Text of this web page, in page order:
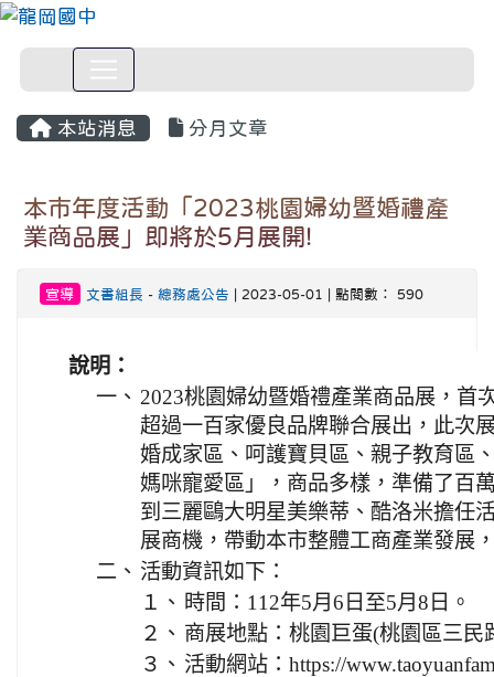
本站消息 分月文章
本市年度活動「2023桃園婦幼暨婚禮產
業商品展」即將於5月展開!
宣導 文書組長 - 總務處公告 | 2023-05-01 | 點閱數： 590
說明：
一、 2023桃園婦幼暨婚禮產業商品展，首
超過一百家優良品牌聯合展出，此次
婚成家區、呵護寶貝區、親子教育區
媽咪寵愛區」，商品多樣，準備了百
到三麗鷗大明星美樂蒂、酷洛米擔任
展商機，帶動本市整體工商產業發展
二、 活動資訊如下：
１、 時間：112年5月6日至5月8日。
２、 商展地點：桃園巨蛋(桃園區三民
３、 活動網站：https://